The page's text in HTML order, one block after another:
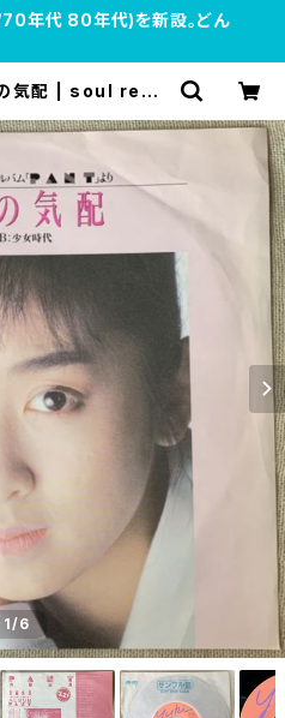
年代 80年代)を新設。どん
気配 | soul resp
1/6